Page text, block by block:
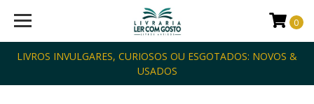
LIVROS INVULGARES, CURIOSOS OU ESGOTADOS: NOVOS &
USADOS
0